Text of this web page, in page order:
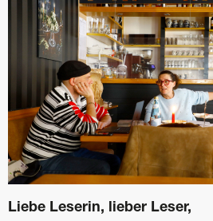
Liebe Leserin, lieber Leser,